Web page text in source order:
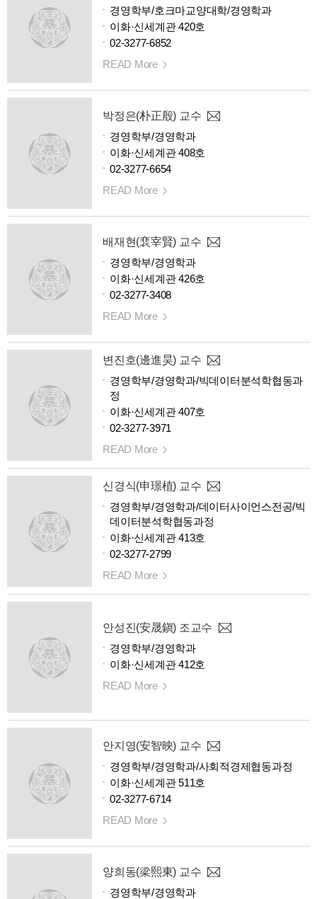
경영학부/호크마교양대학/경영학과
이화·신세계관 420호
02-3277-6852
READ More
박정은(朴正殷) 교수
경영학부/경영학과
이화·신세계관 408호
02-3277-6654
READ More
배재현(裵宰賢) 교수
경영학부/경영학과
이화·신세계관 426호
02-3277-3408
READ More
변진호(邊進昊) 교수
경영학부/경영학과/빅데이터분석학협동과
정
이화·신세계관 407호
02-3277-3971
READ More
신경식(申璟植) 교수
경영학부/경영학과/데이터사이언스전공/빅
데이터분석학협동과정
이화·신세계관 413호
02-3277-2799
READ More
안성진(安晟鎭) 조교수
경영학부/경영학과
이화·신세계관 412호
READ More
안지영(安智映) 교수
경영학부/경영학과/사회적경제협동과정
이화·신세계관 511호
02-3277-6714
READ More
양희동(梁熙東) 교수
경영학부/경영학과